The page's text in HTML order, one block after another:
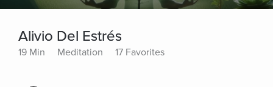
Alivio Del Estrés
19 Min Meditation 17 Favorites